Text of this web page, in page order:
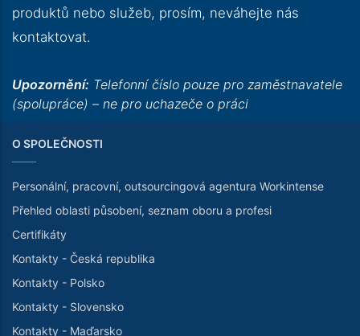
produktů nebo služeb, prosím, neváhejte nás
kontaktovat.
Upozornění: Telefonní číslo pouze pro zaměstnavatele
(spolupráce) – ne pro uchazeče o práci
O SPOLEČNOSTI
Personální, pracovní, outsourcingová agentura Workintense
Přehled oblasti působení, seznam oboru a profesi
Certifikáty
Kontakty - Česká republika
Kontakty - Polsko
Kontakty - Slovensko
Kontakty - Maďarsko